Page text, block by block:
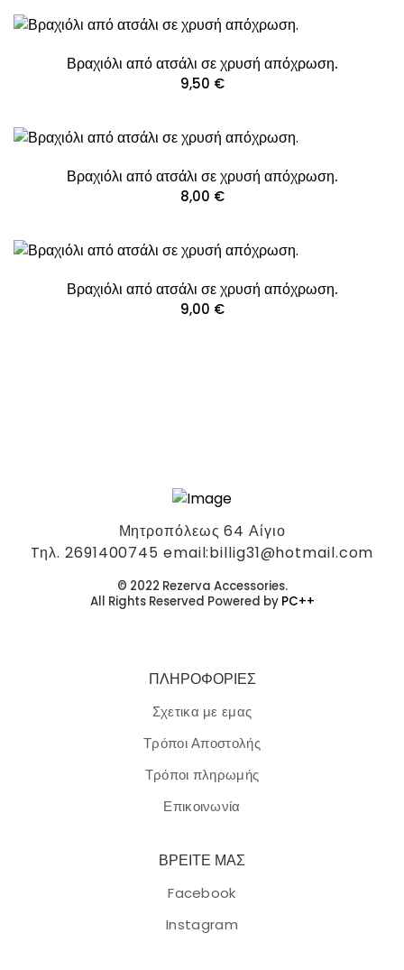
Βραχιόλι από ατσάλι σε χρυσή απόχρωση.
9,50 €
Βραχιόλι από ατσάλι σε χρυσή απόχρωση.
8,00 €
Βραχιόλι από ατσάλι σε χρυσή απόχρωση.
9,00 €
Μητροπόλεως 64 Αίγιο
Tηλ. 2691400745 email:billig31@hotmail.com
© 2022 Rezerva Accessories.
All Rights Reserved Powered by PC++
ΠΛΗΡΟΦΟΡΙΕΣ
Σχετικα με εμας
Τρόποι Αποστολής
Τρόποι πληρωμής
Επικοινωνία
ΒΡΕΙΤΕ ΜΑΣ
Facebook
Instagram